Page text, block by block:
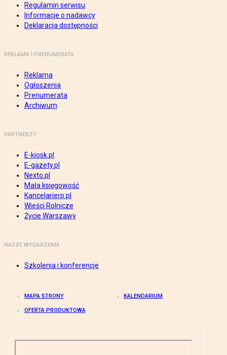
Regulamin serwisu
Informacje o nadawcy
Deklaracja dostępności
REKLAMA I PRENUMERATA
Reklama
Ogłoszenia
Prenumerata
Archiwum
PARTNERZY
E-kiosk.pl
E-gazety.pl
Nexto.pl
Mała księgowość
Kancelarierp.pl
Wieści Rolnicze
Życie Warszawy
NASZE WYDARZENIA
Szkolenia i konferencje
MAPA STRONY KALENDARIUM
OFERTA PRODUKTOWA